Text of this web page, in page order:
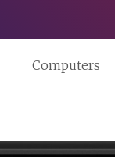
Computers